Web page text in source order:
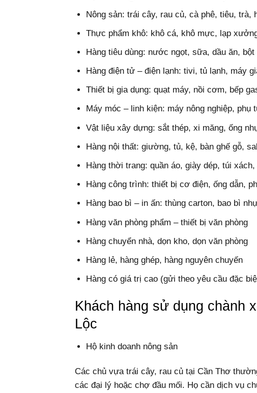
Nông sản: trái cây, rau củ, cà phê, tiêu, trà,
Thực phẩm khô: khô cá, khô mực, lạp
Hàng tiêu dùng: nước ngọt, sữa, dầu ăn,
Hàng điện tử – điện lạnh: tivi, tủ lạnh, máy
Thiết bị gia dụng: quạt máy, nồi cơm, bếp
Máy móc – linh kiện: máy nông nghiệp,
Vật liệu xây dựng: sắt thép, xi măng, ống
Hàng nội thất: giường, tủ, kệ, bàn ghế gỗ,
Hàng thời trang: quần áo, giày dép, túi
Hàng công trình: thiết bị cơ điện, ống dẫn,
Hàng bao bì – in ấn: thùng carton, bao bì
Hàng văn phòng phẩm – thiết bị văn phòng
Hàng chuyển nhà, dọn kho, dọn văn phòng
Hàng lẻ, hàng ghép, hàng nguyên chuyến
Hàng có giá trị cao (gửi theo yêu cầu đặc
Khách hàng sử dụng chành
Lộc
Hộ kinh doanh nông sản
Các chủ vựa trái cây, rau củ tại Cần Thơ
các đại lý hoặc chợ đầu mối. Họ cần dịch vụ